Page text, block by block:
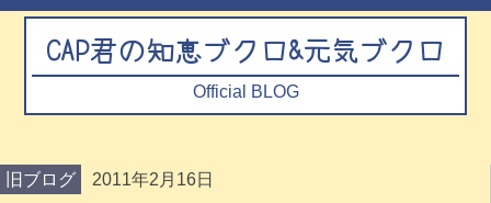
CAP君の知恵ブクロ&元気ブクロ
Official BLOG
旧ブログ 2011年2月16日